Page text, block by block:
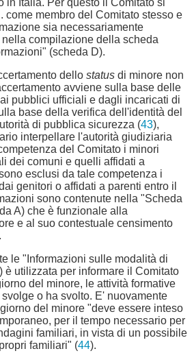
in Italia. Per questo il Comitato si
come membro del Comitato stesso e
sia necessariamente
compilazione della scheda
(scheda D).
dello status di minore non
avviene sulla base delle
pubblici ufficiali e dagli incaricati di
base della verifica dell'identità del
di pubblica sicurezza (43),
interpellare l'autorità giudiziaria
del Comitato i minori
dei comuni e quelli affidati a
esclusi da tale competenza i
genitori o affidati a parenti entro il
sono contenute nella "Scheda
A) che è funzionale alla
e al suo contestuale censimento
le "Informazioni sulle modalità di
è utilizzata per informare il Comitato
del minore, le attività formative
o ha svolto. E' nuovamente
del minore "deve essere inteso
per il tempo necessario per
familiari, in vista di un possibile
familiari" (44).